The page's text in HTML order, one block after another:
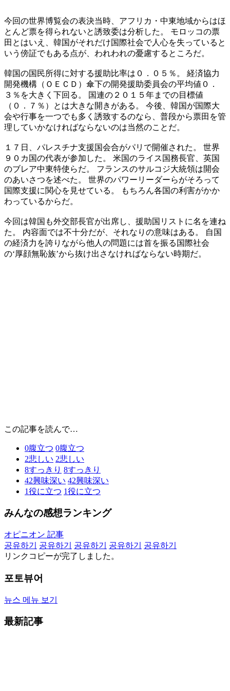
今回の世界博覧会の表決当時、アフリカ・中東地域からはほ
とんど票を得られないと誘致委は分析した。 モロッコの票
田とはいえ、韓国がそれだけ国際社会で人心を失っていると
いう傍証でもある点が、われわれの憂慮するところだ。
韓国の国民所得に対する援助比率は０．０５％。 経済協力
開発機構（ＯＥＣＤ）傘下の開発援助委員会の平均値０．
３％を大きく下回る。 国連の２０１５年までの目標値
（０．７％）とは大きな開きがある。 今後、韓国が国際大
会や行事を一つでも多く誘致するのなら、普段から票田を管
理していかなければならないのは当然のことだ。
１７日、パレスチナ支援国会合がパリで開催された。 世界
９０カ国の代表が参加した。 米国のライス国務長官、英国
のブレア中東特使らだ。 フランスのサルコジ大統領は開会
のあいさつを述べた。 世界のパワーリーダーらがそろって
国際支援に関心を見せている。 もちろん各国の利害がかか
わっているからだ。
今回は韓国も外交部長官が出席し、援助国リストに名を連ね
た。 内容面では不十分だが、それなりの意味はある。 自国
の経済力を誇りながら他人の問題には首を振る国際社会
の‘厚顔無恥族’から抜け出さなければならない時期だ。
この記事を読んで…
0腹立つ 0腹立つ
2悲しい 2悲しい
8すっきり 8すっきり
42興味深い 42興味深い
1役に立つ 1役に立つ
みんなの感想ランキング
オピニオン 記事
공유하기
공유하기 공유하기 공유하기
공유하기
リンクコピーが完了しました。
포토뷰어
뉴스 메뉴 보기
最新記事